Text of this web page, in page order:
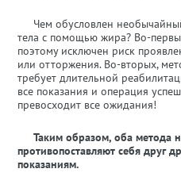
Чем обусловлен
тела с помощью жира? Во-
поэтому исключен риск
или отторжения. Во-вторых,
требует длительной
все показания и операция
превосходит все ожидания!
Таким образом, оба метода
противопоставляют себя друг
показаниям.